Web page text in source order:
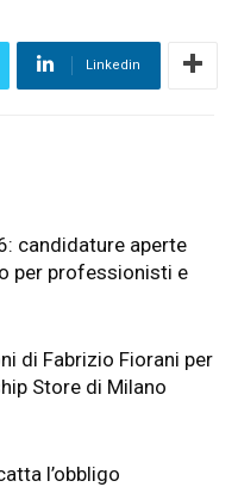
Linkedin
candidature aperte
per professionisti e
di Fabrizio Fiorani per
Store di Milano
l’obbligo